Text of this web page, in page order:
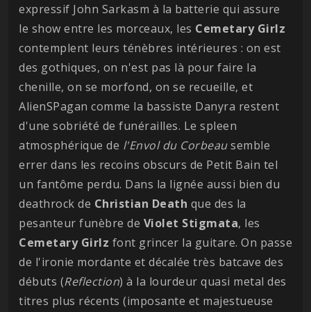
expressif John Sarkasm à la batterie qui assure
le show entre les morceaux, les Cemetary Girlz
contemplent leurs ténèbres intérieures : on est
des gothiques, on n'est pas là pour faire la
chenille, on se morfond, on se recueille, et
AlienSPagan comme la bassiste Danyra restent
d'une sobriété de funérailles. Le spleen
atmosphérique de l'Envol du Corbeausemble
errer dans les recoins obscurs de Petit Bain tel
un fantôme perdu. Dans la lignée aussi bien du
deathrock de Christian Death que des la
pesanteur funèbre de Violet Stigmata, les
Cemetary Girlz font grincer la guitare. On passe
de l'ironie mordante et décalée très batcave des
débuts (Reflection) à la lourdeur quasi metal des
titres plus récents (imposante et majestueuse